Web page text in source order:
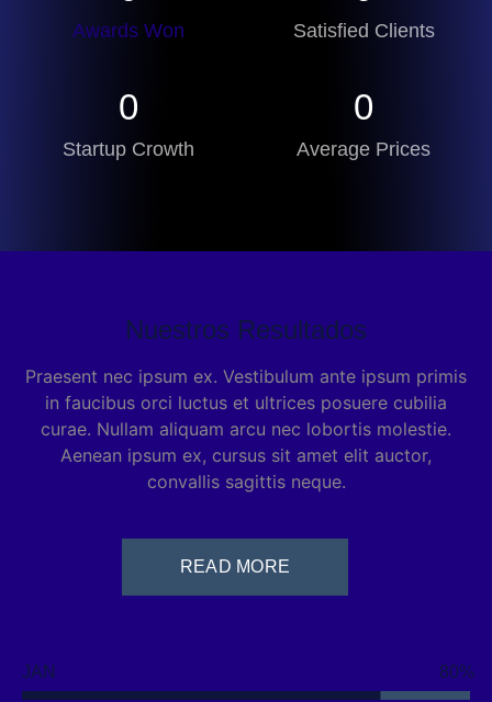
Awards Won Satisfied Clients
Startup Crowth
0
Average Prices
0
Nuestros Resultados
Praesent nec ipsum ex. Vestibulum ante ipsum primis
in faucibus orci luctus et ultrices posuere cubilia
curae. Nullam aliquam arcu nec lobortis molestie.
Aenean ipsum ex, cursus sit amet elit auctor,
convallis sagittis neque.
READ MORE
JAN 80